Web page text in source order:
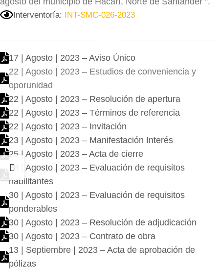
Interventoría: INT-SMC-026-2023
17 | Agosto | 2023 – Aviso Único
22 | Agosto | 2023 – Estudios de conveniencia y
oporunidad
22 | Agosto | 2023 – Resolución de apertura
22 | Agosto | 2023 – Términos de referencia
22 | Agosto | 2023 – Invitación
23 | Agosto | 2023 – Manifestación Interés
25 | Agosto | 2023 – Acta de cierre
28 | Agosto | 2023 – Evaluación de requisitos
habilitantes
30 | Agosto | 2023 – Evaluación de requisitos
ponderables
30 | Agosto | 2023 – Resolución de adjudicación
30 | Agosto | 2023 – Contrato de obra
13 | Septiembre | 2023 – Acta de aprobación de
pólizas